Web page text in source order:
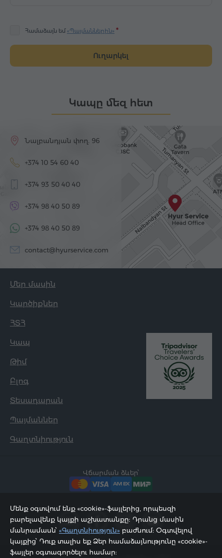
Համաձայն եմ «Պայմաններին»
Ուղարկել
Կապը մեզ հետ
Նալբանդյան փող. 96
+374 10 54 60 40
+374 93 50 40 40
+374 98 40 50 89
+374 98 40 50 89
contact@hyurservice.com
Մեր մասին
Կարծիքներ
ՀՏՀ
Կապ
Թիմ
Բլոգ
Տեսադարան
Պայմաններ
Գաղտնիություն
Վճարման ձևեր՝
Մենք օգտվում ենք «cookie»-ֆայլերից, որպեսզի
բարելավենք կայքի աշխատանքը: Դրանց մասին
մանրամասն՝ «Գաղտնիություն» բաժնում: Օգտվելով
կայքից՝ Դուք տալիս եք Ձեր համաձայնությունը «cookie»-
ֆայլեր օգտագործելու համար: